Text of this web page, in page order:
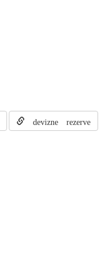
devizne rezerve